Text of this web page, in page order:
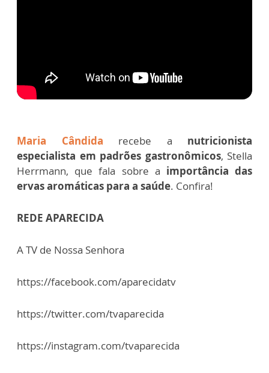
Maria Cândida recebe a nutricionista
especialista em padrões gastronômicos, Stella
Herrmann, que fala sobre a importância das
ervas aromáticas para a saúde. Confira!
REDE APARECIDA
A TV de Nossa Senhora
https://facebook.com/aparecidatv
https://twitter.com/tvaparecida
https://instagram.com/tvaparecida